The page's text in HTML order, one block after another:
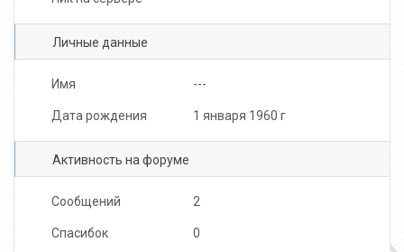
Личные данные
Имя ---
Дата рождения 1 января 1960 г
Активность на форуме
Сообщений 2
Спасибок 0